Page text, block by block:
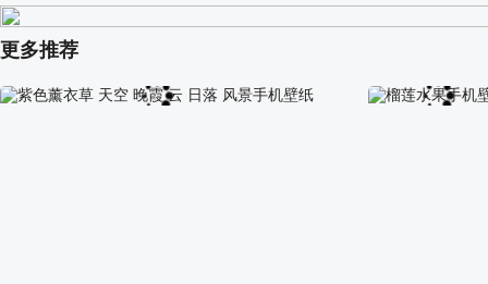
更多推荐